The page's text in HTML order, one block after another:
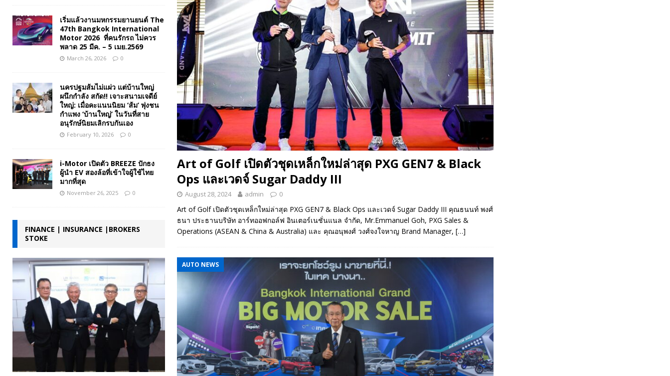
Art of Golf เปิดตัวชุดเหล็กใหม่ล่าสุด PXG GEN7 & Black
Ops และเวดจ์ Sugar Daddy III
August 28, 2024 admin 0
Art of Golf เปิดตัวชุดเหล็กใหม่ล่าสุด PXG GEN7 & Black Ops และเวดจ์ Sugar Daddy III คุณธนนท์ พงศ์
ธนา ประธานบริษัท อาร์ทออฟกอล์ฟ อินเตอร์เนชั่นแนล จำกัด, Mr.Emmanuel Goh, PXG Sales &
Operations (ASEAN & China & Australia) และ คุณอนุพงศ์ วงศ์จงใจหาญ Brand Manager, […]
AUTO NEWS
เริ่มแล้วงานมหกรรมยานยนต์ The
47th Bangkok International
Motor 2026 ที่คนรักรถ ไม่ควร
พลาด 25 มีค. – 5 เมย.2569
March 26, 2026 0
นครปฐมส้มไม่แผ่ว แต่บ้านใหญ่
ผนึกกำลัง สกัด!! เจาะสนามเจดีย์
ใหญ่: เมื่อคะแนนนิยม ‘ส้ม’ พุ่งชน
กำแพง ‘บ้านใหญ่’ ในวันที่สาย
อนุรักษ์นิยมเลิกรบกันเอง
February 10, 2026 0
i-Motor เปิดตัว BREEZE ปักธง
ผู้นำ EV สองล้อที่เข้าใจผู้ใช้ไทย
มากที่สุด
November 26, 2025 0
FINANCE | INSURANCE |BROKERS
STOKE